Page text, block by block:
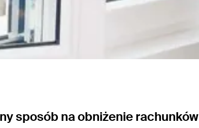
sposób na obniżenie rachunków